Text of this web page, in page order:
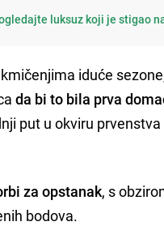
luksuz koji je stigao
iduće
da bi to bila prva
put u okviru prvenstva
za opstanak, s
bodova.